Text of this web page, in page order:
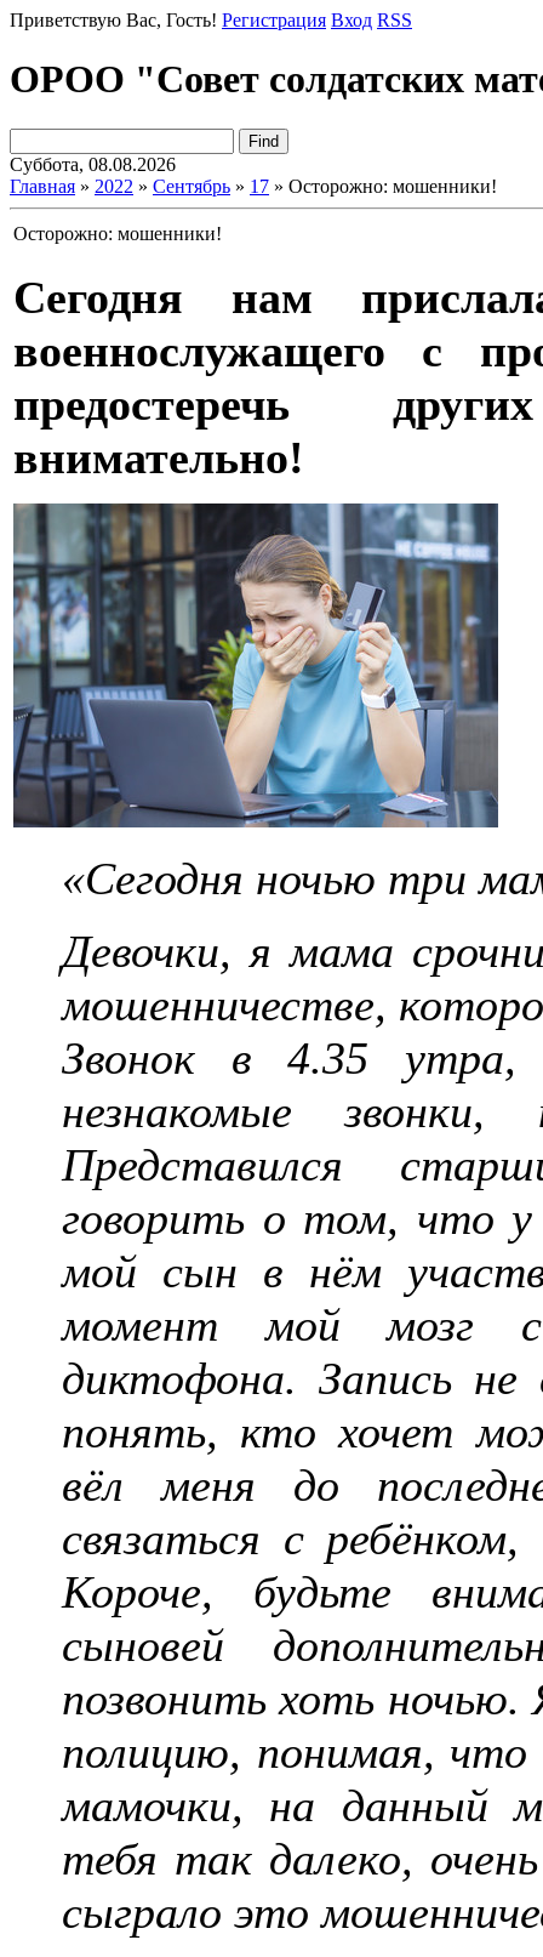
Приветствую Вас, Гость! Регистрация Вход RSS
ОРОО "Совет солдатских
Суббота, 08.08.2026
Главная » 2022 » Сентябрь » 17 » Осторожно: мошенники!
Осторожно: мошенники!
Сегодня нам
военнослужащего с
предостеречь
внимательно!
«Сегодня ночью три
Девочки, я мама
мошенничестве,
Звонок в 4.35
незнакомые
Представился
говорить о том, что
мой сын в нём
момент мой мозг
диктофона. Запись
понять, кто хочет
вёл меня до
связаться с
Короче, будьте
сыновей
позвонить хоть ночью.
полицию, понимая,
мамочки, на данный
тебя так далеко,
сыграло это